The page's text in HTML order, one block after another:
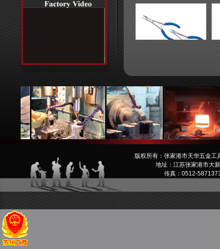
版权所有：张家港市天华五金
地址：江苏张家港市大
传真：0512-